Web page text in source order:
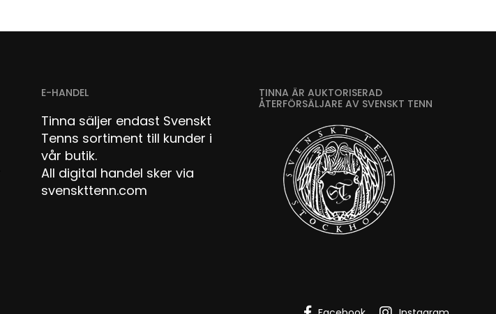
E-HANDEL
Tinna säljer endast Svenskt
Tenns sortiment till kunder i
vår butik.
All digital handel sker via
svenskttenn.com
TINNA ÄR AUKTORISERAD
ÅTERFÖRSÄLJARE AV SVENSKT TENN